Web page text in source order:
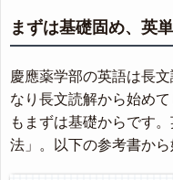
まずは基礎固め、英
慶應薬学部の英語は長
なり長文読解から始め
もまずは基礎からです
法」。以下の参考書から